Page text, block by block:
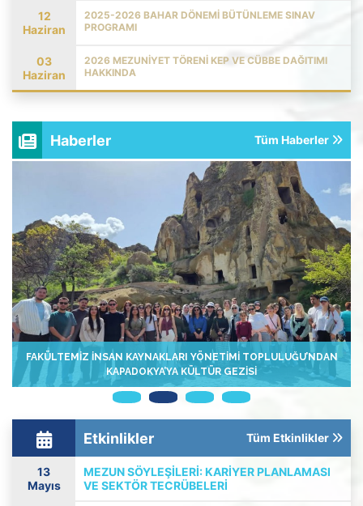
12
Haziran
2025-2026 BAHAR DÖNEMİ BÜTÜNLEME SINAV
PROGRAMI
03
Haziran
2026 MEZUNIYET TÖRENI KEP VE CÜBBE DAĞITIMI
HAKKINDA
Haberler Tüm Haberler
FAKÜLTEMIZ İNSAN KAYNAKLARI YÖNETIMI TOPLULUĞU’NDAN
KAPADOKYA’YA KÜLTÜR GEZISI
Etkinlikler Tüm Etkinlikler
13
Mayıs
MEZUN SÖYLEŞILERI: KARIYER PLANLAMASI
VE SEKTÖR TECRÜBELERI